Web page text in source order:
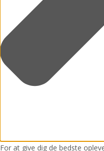
For at give dig de bedste